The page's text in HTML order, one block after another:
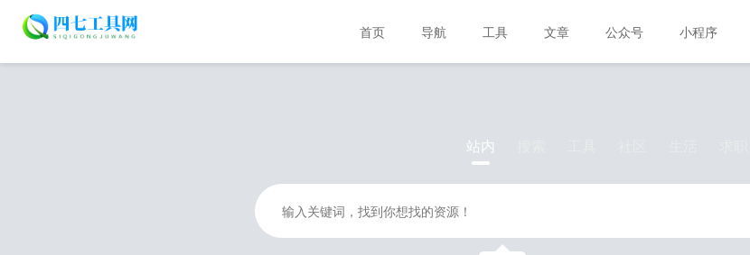
首页 导航 工具 文章 公众号 小程序
站内